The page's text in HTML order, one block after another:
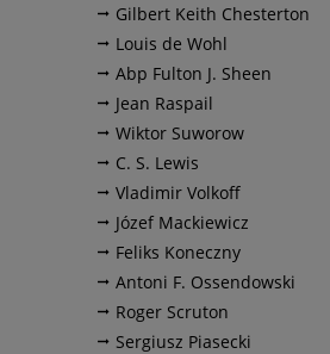
Gilbert Keith Chesterton
Louis de Wohl
Abp Fulton J. Sheen
Jean Raspail
Wiktor Suworow
C. S. Lewis
Vladimir Volkoff
Józef Mackiewicz
Feliks Koneczny
Antoni F. Ossendowski
Roger Scruton
Sergiusz Piasecki